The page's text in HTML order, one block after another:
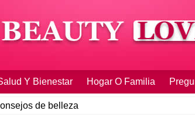
Y Bienestar Hogar O Familia
de belleza